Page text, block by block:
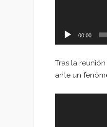
00:00
Tras la
ante un